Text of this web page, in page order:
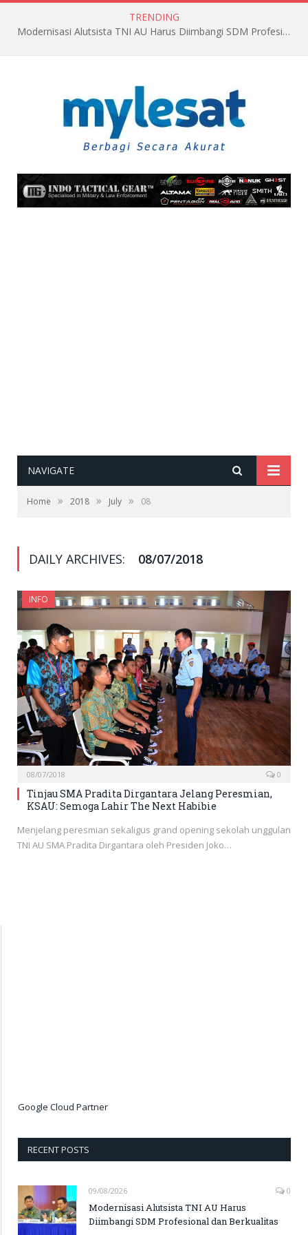
TRENDING
Modernisasi Alutsista TNI AU Harus Diimbangi SDM Profesional dan Berkualitas
NAVIGATE
Home » 2018 » July » 08
DAILY ARCHIVES: 08/07/2018
INFO
08/07/2018 0
Tinjau SMA Pradita Dirgantara Jelang Peresmian,
KSAU: Semoga Lahir The Next Habibie
Menjelang peresmian sekaligus grand opening sekolah unggulan
TNI AU SMA Pradita Dirgantara oleh Presiden Joko…
Google Cloud Partner
RECENT POSTS
09/08/2026 0
Modernisasi Alutsista TNI AU Harus
Diimbangi SDM Profesional dan Berkualitas